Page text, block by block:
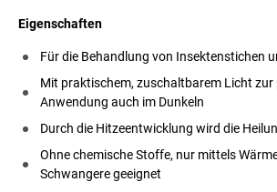
Eigenschaften
Für die Behandlung von Insektenstichen
Mit praktischem, zuschaltbarem Licht zur
Anwendung auch im Dunkeln
Durch die Hitzeentwicklung wird die
Ohne chemische Stoffe, nur mittels
Schwangere geeignet